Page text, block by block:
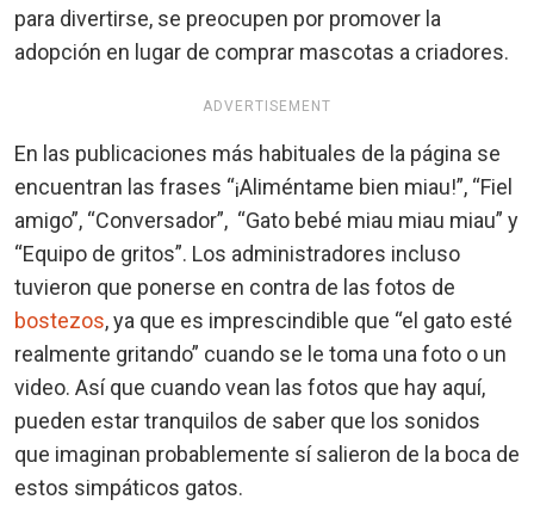
para divertirse, se preocupen por promover la
adopción en lugar de comprar mascotas a criadores.
ADVERTISEMENT
En las publicaciones más habituales de la página se
encuentran las frases “¡Aliméntame bien miau!”, “Fiel
amigo”, “Conversador”, “Gato bebé miau miau miau” y
“Equipo de gritos”. Los administradores incluso
tuvieron que ponerse en contra de las fotos de
bostezos, ya que es imprescindible que “el gato esté
realmente gritando” cuando se le toma una foto o un
video. Así que cuando vean las fotos que hay aquí,
pueden estar tranquilos de saber que los sonidos
que imaginan probablemente sí salieron de la boca de
estos simpáticos gatos.